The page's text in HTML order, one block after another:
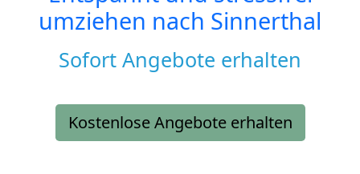
umziehen nach Sinnerthal
Sofort Angebote erhalten
Kostenlose Angebote erhalten